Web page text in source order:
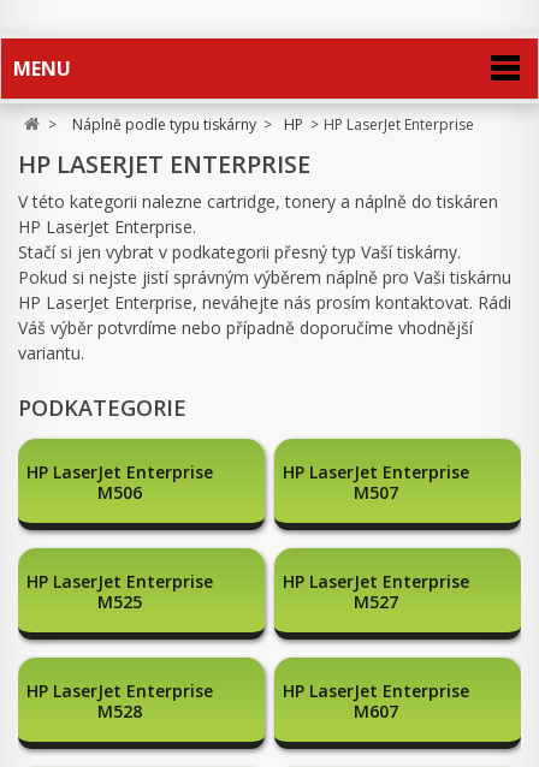
MENU
> Náplně podle typu tiskárny > HP > HP LaserJet Enterprise
HP LASERJET ENTERPRISE
V této kategorii nalezne cartridge, tonery a náplně do tiskáren
HP LaserJet Enterprise.
Stačí si jen vybrat v podkategorii přesný typ Vaší tiskárny.
Pokud si nejste jistí správným výběrem náplně pro Vaši tiskárnu
HP LaserJet Enterprise, neváhejte nás prosím kontaktovat. Rádi
Váš výběr potvrdíme nebo případně doporučíme vhodnější
variantu.
PODKATEGORIE
HP LaserJet Enterprise
M506
HP LaserJet Enterprise
M507
HP LaserJet Enterprise
M525
HP LaserJet Enterprise
M527
HP LaserJet Enterprise
M528
HP LaserJet Enterprise
M607